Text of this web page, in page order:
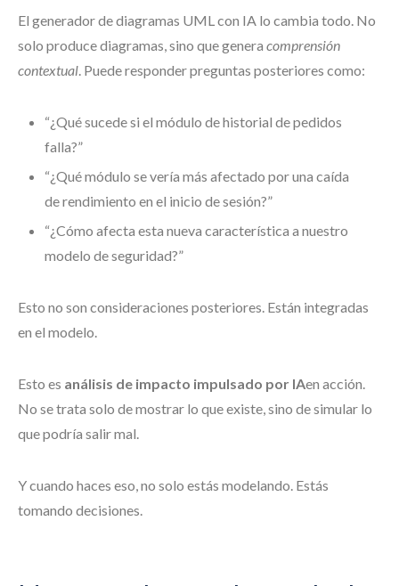
El generador de diagramas UML con IA lo cambia todo. No
solo produce diagramas, sino que genera comprensión
contextual. Puede responder preguntas posteriores como:
“¿Qué sucede si el módulo de historial de pedidos
falla?”
“¿Qué módulo se vería más afectado por una caída
de rendimiento en el inicio de sesión?”
“¿Cómo afecta esta nueva característica a nuestro
modelo de seguridad?”
Esto no son consideraciones posteriores. Están integradas
en el modelo.
Esto es análisis de impacto impulsado por IAen acción.
No se trata solo de mostrar lo que existe, sino de simular lo
que podría salir mal.
Y cuando haces eso, no solo estás modelando. Estás
tomando decisiones.